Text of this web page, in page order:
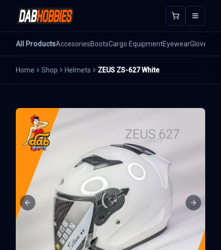
Open
All ProductsAccesoriesBootsCargo EquipmentEyewearGloves
Home Shop Helmets ZEUS ZS-627 White
Previous slide Next